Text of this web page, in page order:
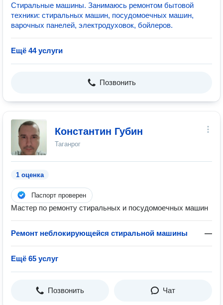
Стиральные машины. Занимаюсь ремонтом бытовой
техники: стиральных машин, посудомоечных машин,
варочных панелей, электродуховок, бойлеров.
Ещё 44 услуги
Позвонить
Константин Губин
Таганрог
1 оценка
Паспорт проверен
Мастер по ремонту стиральных и посудомоечных машин
Ремонт неблокирующейся стиральной машины —
Ещё 65 услуг
Позвонить Чат